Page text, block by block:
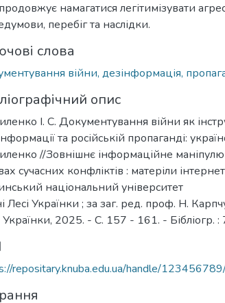
намагатися легітимізувати
перебіг та наслідки.
слова
війни, дезінформація,
опис
І. С. Документування війни як
та російській пропаганді:
//Зовнішнє інформаційне
сучасних конфліктів : матеріли
національний університет
Лесі Українки ; за заг. ред. проф. Н.
Українки, 2025. - С. 157 - 161. - Бібліогр. :
repositary.knuba.edu.ua/handle/